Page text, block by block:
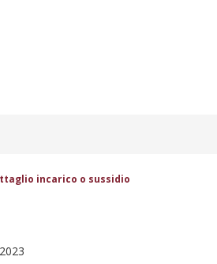
incarico o sussidio